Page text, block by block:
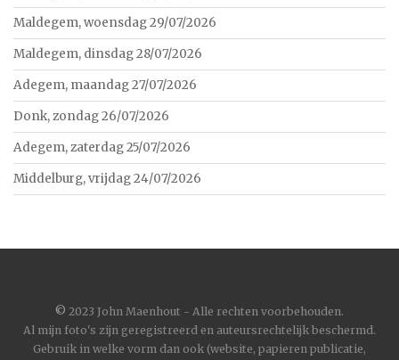
Maldegem, woensdag 29/07/2026
Maldegem, dinsdag 28/07/2026
Adegem, maandag 27/07/2026
Donk, zondag 26/07/2026
Adegem, zaterdag 25/07/2026
Middelburg, vrijdag 24/07/2026
© 2023 John Maenhout - Alle rechten voorbehouden.
Al mijn foto's zijn geregistreerd en auteursrechtelijk beschermd.
Gebruik in welke vorm dan ook (website, papieren publicatie,